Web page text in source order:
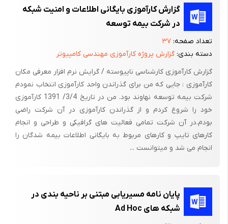
مقاومت و مرگ آوری بمباران روز را بوسیله تکامل همزمان تاکتیک ها
روز با حمایت تیراندازان در غیر اینصورت برای بمب افکنهای آسیب
پیروزی پیوسته احتمالی در پیکار بریتانیا ایفا کرده است . عملیات جنگ
هوایی قطعی معرفی رادرا جفت شده با تغییر ایجاد شده در دستور و
ساختار کنترل وسیستم ؛ متفقین یک امتیاز رقابتی بحرانی را فراهم
ساختند . در نتیجه همانطور که ما به استفاده ازتکنولوژی های اطلاعات
ادامه می دهیم نباید بوسیله نیزا به کاوش کردن مفاهیم جنگی جدید
که سازمانها یا فرآیندهای جدیدی را به خدمت می گیرند ؛ متعجب
متفاوتی دارد . در سکتور خصوصی سازمانهای بسیاری پیشتاز تغییر
جهت به عملیات مسانی شبکه هستند . این سازمانها آینده ممکن را به
گزارش کارآموزی بایگانی اطلاعات و امنیت شبکه
در شرکت بیمه توسعه
تعداد صفحه: ۳۷
دسته بندی: گزارش پروژه کارآموزی مهندسی کامپیوتر
گزارش کارآموزی کارشناسی ناپیوسته / گرایش نرم افزار معرفی مکان
کارآموزی : جایی که من برای گذراندن واحد کارآموزی انتخاب نمودم
شرکت بیمه توسعه نهاوند بود. من در تاریخ 3/4/ 1391 کارآموزی
خود را شروع کردم و از گذراندن کارآموزی در آن شرکت راضی
بودم.در آن شرکت تمامی فعالیت های گرافیکی و طراحی و انجام
کارهای تایپ و کارهای مربوط به بایگانی اطلاعات بیمه شدگان را
انجام می شد و میتوانست ...
پایان نامه مسیریابی مبتنی بر ناحیه بندی در
شبکه های Ad Hoc